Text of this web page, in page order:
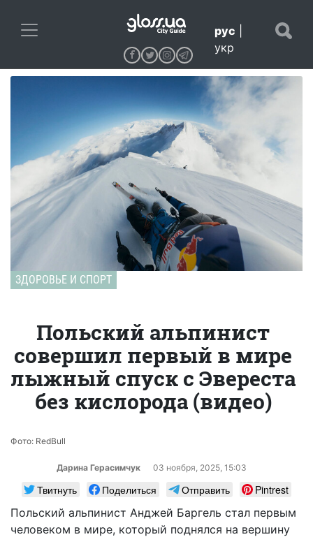
рус
укр
ЗДОРОВЬЕ И СПОРТ
Польский альпинист
совершил первый в мире
лыжный спуск с Эвереста
без кислорода (видео)
Фото: RedBull
Дарина Герасимчук 03 ноября, 2025, 15:03
Твитнуть Поделиться Отправить
Pintrest
Польский альпинист Анджей Баргель стал первым
человеком в мире, который поднялся на вершину